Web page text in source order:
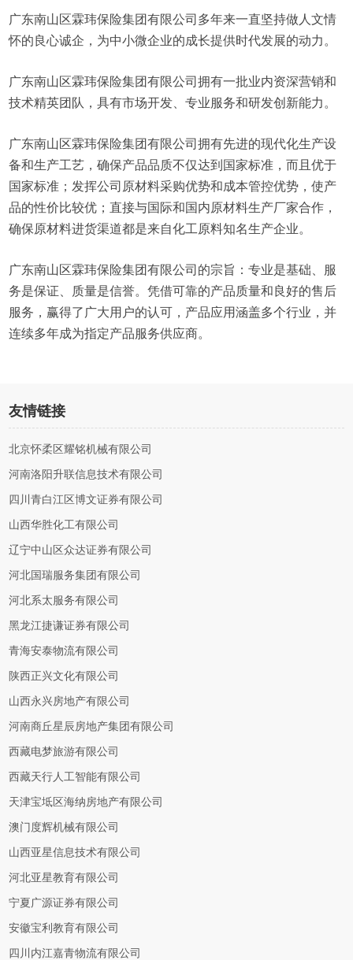
广东南山区霖玮保险集团有限公司多年来一直坚持做人文情
怀的良心诚企，为中小微企业的成长提供时代发展的动力。
广东南山区霖玮保险集团有限公司拥有一批业内资深营销和
技术精英团队，具有市场开发、专业服务和研发创新能力。
广东南山区霖玮保险集团有限公司拥有先进的现代化生产设
备和生产工艺，确保产品品质不仅达到国家标准，而且优于
国家标准；发挥公司原材料采购优势和成本管控优势，使产
品的性价比较优；直接与国际和国内原材料生产厂家合作，
确保原材料进货渠道都是来自化工原料知名生产企业。
广东南山区霖玮保险集团有限公司的宗旨：专业是基础、服
务是保证、质量是信誉。凭借可靠的产品质量和良好的售后
服务，赢得了广大用户的认可，产品应用涵盖多个行业，并
连续多年成为指定产品服务供应商。
友情链接
北京怀柔区耀铭机械有限公司
河南洛阳升联信息技术有限公司
四川青白江区博文证券有限公司
山西华胜化工有限公司
辽宁中山区众达证券有限公司
河北国瑞服务集团有限公司
河北系太服务有限公司
黑龙江捷谦证券有限公司
青海安泰物流有限公司
陕西正兴文化有限公司
山西永兴房地产有限公司
河南商丘星辰房地产集团有限公司
西藏电梦旅游有限公司
西藏天行人工智能有限公司
天津宝坻区海纳房地产有限公司
澳门度辉机械有限公司
山西亚星信息技术有限公司
河北亚星教育有限公司
宁夏广源证券有限公司
安徽宝利教育有限公司
四川内江嘉青物流有限公司